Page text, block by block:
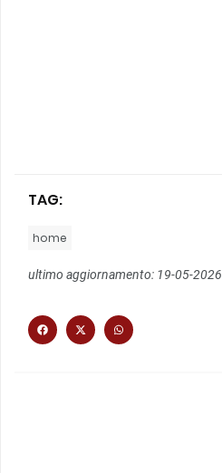
TAG:
home
ultimo aggiornamento: 19-05-2026